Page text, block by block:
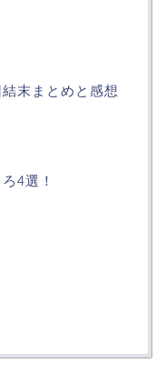
末まとめと感想
4選！